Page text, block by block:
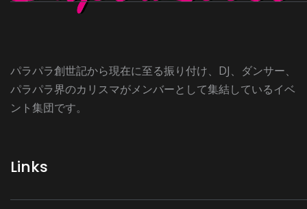
パラパラ創世記から現在に至る振り付け、DJ、ダンサー、
パラパラ界のカリスマがメンバーとして集結しているイベ
ント集団です。
Links